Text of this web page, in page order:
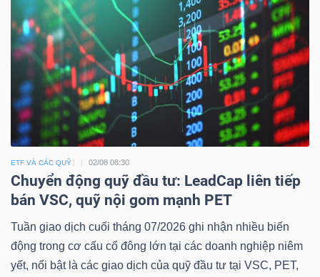
ETF VÀ CÁC QUỸ 02/08 08:30
Chuyển động quỹ đầu tư: LeadCap liên tiếp
bán VSC, quỹ nội gom mạnh PET
Tuần giao dịch cuối tháng 07/2026 ghi nhận nhiều biến
động trong cơ cấu cổ đông lớn tại các doanh nghiệp niêm
yết, nổi bật là các giao dịch của quỹ đầu tư tại VSC, PET,